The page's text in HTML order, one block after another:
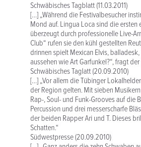
Schwäbisches Tagblatt (11.03.2011)
[…] „Während die Festivalbesucher
Mond auf. Lingua Loca sind die
überzeugt durch professionelle Live-
Club“ rufen sie den kühl gestellten
drinnen spielt Mexican Elvis,
aussehen wie Art Garfunkel?“, fragt
Schwäbisches Taglatt (20.09.2010)
[…] „Vor allem die Tübinger
der Region gelten. Mit sieben
Rap-, Soul- und Funk-Grooves auf die
Percussion und drei messerscharfe
der beiden Rapper Ari und T. Dieses
Schatten.“
Südwestpresse (20.09.2010)